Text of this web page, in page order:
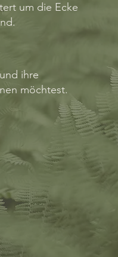
um die Ecke
ihre
möchtest.